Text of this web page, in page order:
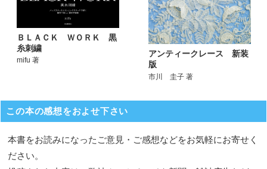
ＢＬＡＣＫ ＷＯＲＫ 黒
糸刺繍
mifu 著
アンティークレース 新装
版
市川 圭子 著
この本の感想をおよせ下さい
本書をお読みになったご意見・ご感想などをお気軽にお寄せく
ださい。